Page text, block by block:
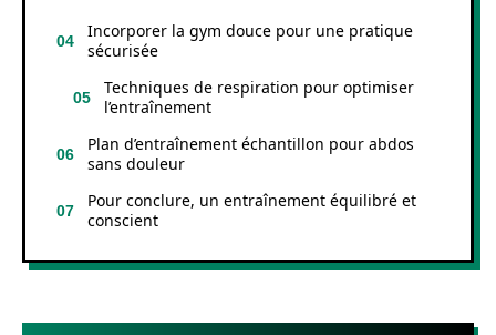
Incorporer la gym douce pour une pratique
sécurisée
Techniques de respiration pour optimiser
l’entraînement
Plan d’entraînement échantillon pour abdos
sans douleur
Pour conclure, un entraînement équilibré et
conscient